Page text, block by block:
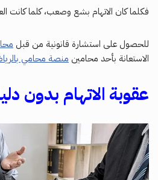
فكلما كان الاتهام بشع وصعب، كلما كانت
للحصول على استشارة قانونية من قبل
الاستعانة بأحد محامين منصة محامي
عقوبة الاتهام بدون